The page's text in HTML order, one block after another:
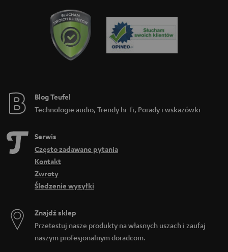
Blog Teufel
Technologie audio, Trendy hi-fi, Porady i wskazówki
Serwis
Często zadawane pytania
Kontakt
Zwroty
Śledzenie wysyłki
Znajdź sklep
Przetestuj nasze produkty na własnych uszach i zaufaj
naszym profesjonalnym doradcom.